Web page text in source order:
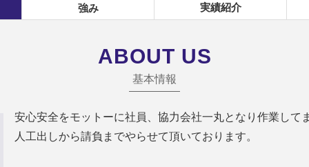
強み 実績紹介
ABOUT US
基本情報
安心安全をモットーに社員、協力会社一丸となり作業して
人工出しから請負までやらせて頂いております。